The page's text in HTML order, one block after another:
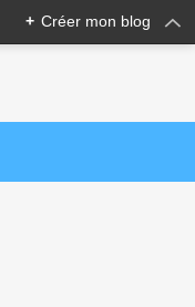
+ Créer mon blog